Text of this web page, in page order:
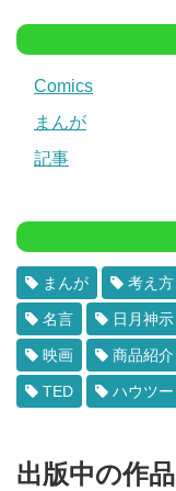
Comics
まんが
記事
まんが 考え方
名言 日月神示
映画 商品紹介
TED ハウツー
出版中の作品